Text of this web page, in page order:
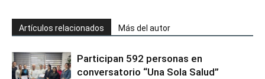
Artículos relacionados Más del autor
Participan 592 personas en
conversatorio “Una Sola Salud”